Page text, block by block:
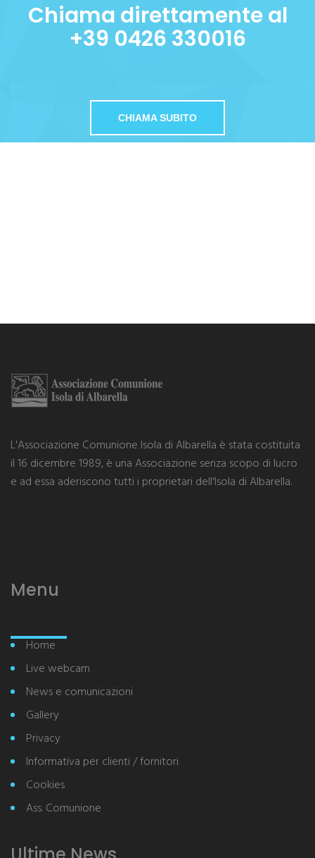
Chiama direttamente al
+39 0426 330016
CHIAMA SUBITO
L'Associazione Comunione Isola di Albarella è stata costituita
il 16 dicembre 1989, è una Associazione senza scopo di lucro
e ad essa aderiscono tutti i proprietari dell'Isola di Albarella.
Menu
Home
Live webcam
News e comunicazioni
Gallery
Privacy
Informativa per clienti / fornitori
Cookies
Ass. Comunione